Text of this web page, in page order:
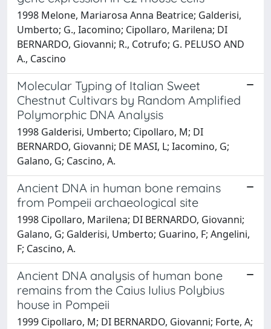
1998 Melone, Mariarosa Anna Beatrice; Galderisi,
Umberto; G., Iacomino; Cipollaro, Marilena; DI
BERNARDO, Giovanni; R., Cotrufo; G. PELUSO AND
A., Cascino
Molecular Typing of Italian Sweet
Chestnut Cultivars by Random Amplified
Polymorphic DNA Analysis
1998 Galderisi, Umberto; Cipollaro, M; DI
BERNARDO, Giovanni; DE MASI, L; Iacomino, G;
Galano, G; Cascino, A.
Ancient DNA in human bone remains
from Pompeii archaeological site
1998 Cipollaro, Marilena; DI BERNARDO, Giovanni;
Galano, G; Galderisi, Umberto; Guarino, F; Angelini,
F; Cascino, A.
Ancient DNA analysis of human bone
remains from the Caius Iulius Polybius
house in Pompeii
1999 Cipollaro, M; DI BERNARDO, Giovanni; Forte, A;